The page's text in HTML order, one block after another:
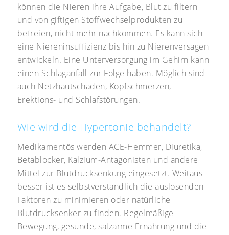
können die Nieren ihre Aufgabe, Blut zu filtern
und von giftigen Stoffwechselprodukten zu
befreien, nicht mehr nachkommen. Es kann sich
eine Niereninsuffizienz bis hin zu Nierenversagen
entwickeln. Eine Unterversorgung im Gehirn kann
einen Schlaganfall zur Folge haben. Möglich sind
auch Netzhautschäden, Kopfschmerzen,
Erektions- und Schlafstörungen.
Wie wird die Hypertonie behandelt?
Medikamentös werden ACE-Hemmer, Diuretika,
Betablocker, Kalzium-Antagonisten und andere
Mittel zur Blutdrucksenkung eingesetzt. Weitaus
besser ist es selbstverständlich die auslösenden
Faktoren zu minimieren oder natürliche
Blutdrucksenker zu finden. Regelmäßige
Bewegung, gesunde, salzarme Ernährung und die